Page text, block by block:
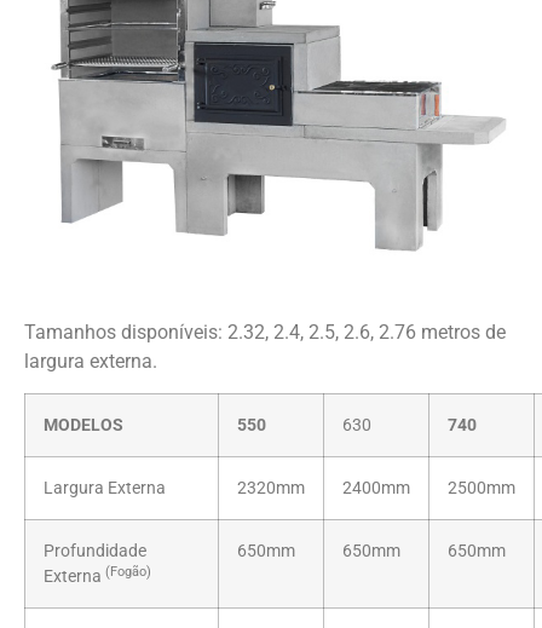
Tamanhos disponíveis: 2.32, 2.4, 2.5, 2.6, 2.76 metros de
largura externa.
MODELOS 550 630 740
Largura Externa 2320mm 2400mm 2500mm
Profundidade
Externa (Fogão)
650mm 650mm 650mm